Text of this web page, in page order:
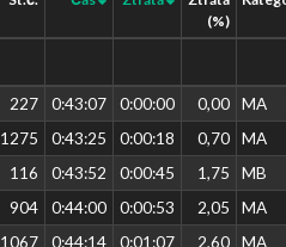
(%)
227 0:43:07 0:00:00 0,00
MA
1275 0:43:25 0:00:18 0,70
MA
116 0:43:52 0:00:45 1,75
MB
904 0:44:00 0:00:53 2,05
MA
1067 0:44:14 0:01:07 2,60
MA